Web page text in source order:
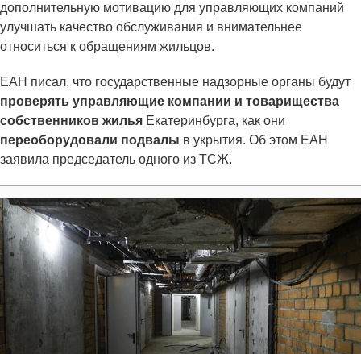
дополнительную мотивацию для управляющих компаний
улучшать качество обслуживания и внимательнее
относиться к обращениям жильцов.
ЕАН писал, что государственные надзорные органы будут
проверять управляющие компании и товарищества
собственников жилья Екатеринбурга, как они
переоборудовали подвалы в укрытия. Об этом ЕАН
заявила председатель одного из ТСЖ.